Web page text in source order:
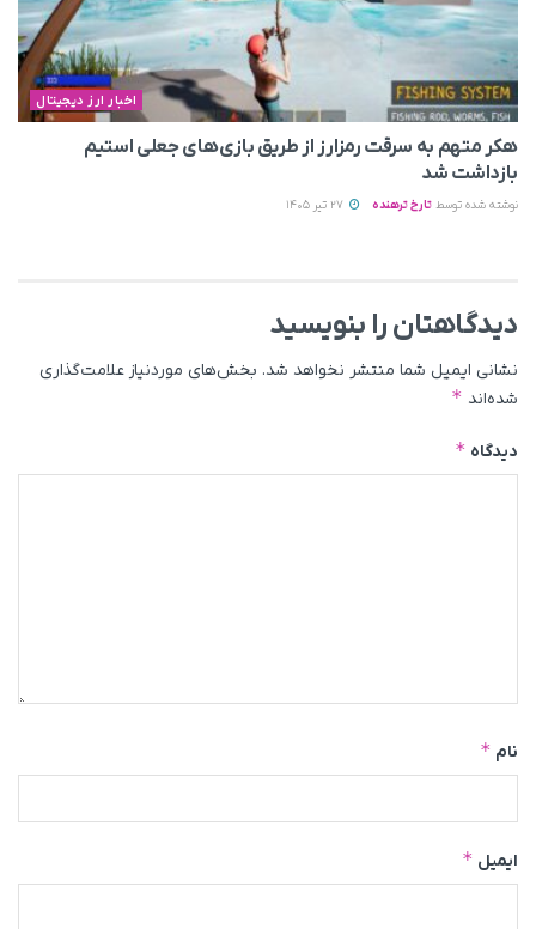
اخبار ارز دیجیتال
هکر متهم به سرقت رمزارز از طریق بازی‌های جعلی استیم
بازداشت شد
نوشته شده توسط تارخ ترهنده
دیدگاهتان را بنویسید
نشانی ایمیل شما منتشر نخواهد شد. بخش‌های موردنیاز علامت‌گذاری
شده‌اند *
دیدگاه *
نام *
ایمیل *